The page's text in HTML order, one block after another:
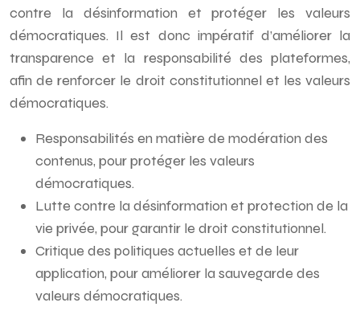
contre la désinformation et protéger les valeurs
démocratiques. Il est donc impératif d’améliorer la
transparence et la responsabilité des plateformes,
afin de renforcer le droit constitutionnel et les valeurs
démocratiques.
Responsabilités en matière de modération des
contenus, pour protéger les valeurs
démocratiques.
Lutte contre la désinformation et protection de la
vie privée, pour garantir le droit constitutionnel.
Critique des politiques actuelles et de leur
application, pour améliorer la sauvegarde des
valeurs démocratiques.